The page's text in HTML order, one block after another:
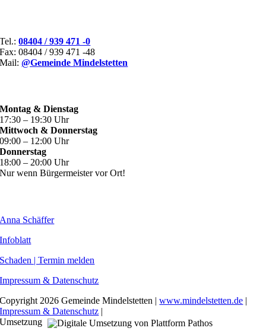
Tel.:08404 / 939 471 -0
Fax: 08404 / 939 471 -48
Mail:@Gemeinde Mindelstetten
Montag & Dienstag
17:30 – 19:30 Uhr
Mittwoch & Donnerstag
09:00 – 12:00 Uhr
Donnerstag
18:00 – 20:00 Uhr
Nur wenn Bürgermeister vor Ort!
Anna Schäffer
Infoblatt
Schaden | Termin melden
Impressum & Datenschutz
Copyright 2026 Gemeinde Mindelstetten |www.mindelstetten.de |
Impressum & Datenschutz |
Umsetzung